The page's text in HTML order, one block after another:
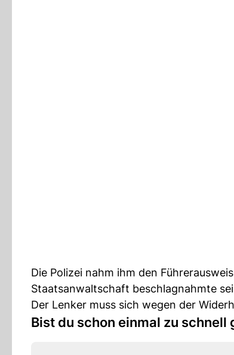
Die Polizei nahm ihm den
Staatsanwaltschaft beschlagnahmte
Der Lenker muss sich wegen der
Bist du schon einmal zu schnell